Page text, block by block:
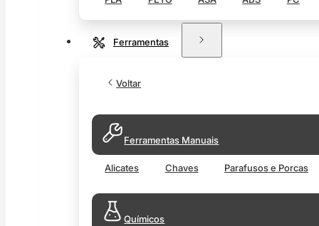
Ferramentas
Voltar
Ferramentas Manuais
Alicates Chaves Parafusos e Porcas
Químicos